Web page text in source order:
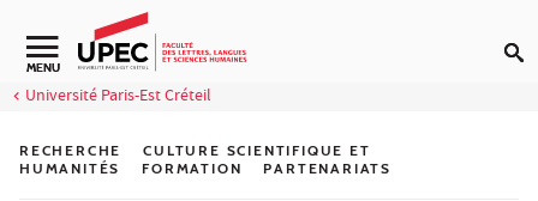
Aller au contenu
Navigation secondaire
MENU
Université Paris-Est Créteil
RECHERCHE
CULTURE SCIENTIFIQUE ET
HUMANITÉS
FORMATION PARTENARIATS